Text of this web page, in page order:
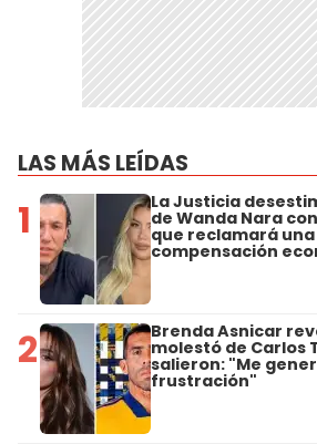
LAS MÁS LEÍDAS
1 La Justicia
de Wanda Nara
que reclamará
compensación
2 Brenda Asnicar
molestó de Carlos
salieron: "Me
frustración"